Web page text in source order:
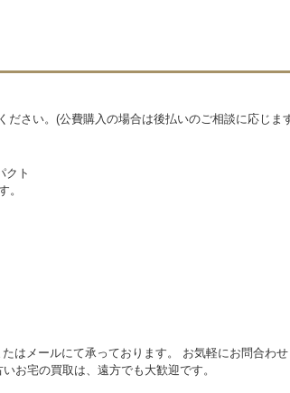
さい。(公費購入の場合は後払いのご相談に応じま
クト
。
はメールにて承っております。 お気軽にお問合わ
お宅の買取は、遠方でも大歓迎です。